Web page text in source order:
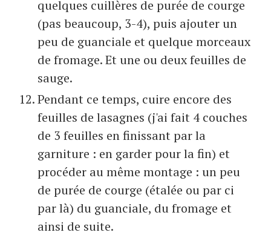
quelques cuillères de purée de courge
(pas beaucoup, 3-4), puis ajouter un
peu de guanciale et quelque morceaux
de fromage. Et une ou deux feuilles de
sauge.
Pendant ce temps, cuire encore des
feuilles de lasagnes (j'ai fait 4 couches
de 3 feuilles en finissant par la
garniture : en garder pour la fin) et
procéder au même montage : un peu
de purée de courge (étalée ou par ci
par là) du guanciale, du fromage et
ainsi de suite.